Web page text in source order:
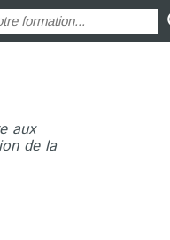
aux
de la